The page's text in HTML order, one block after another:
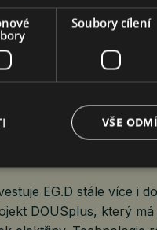
nebo zahrad.
vedení nízkého i
se tím nejen esteticky
rychleji odhalovat
EG.D stále více i
DOUSplus, který
Soubory cílení
VŠE